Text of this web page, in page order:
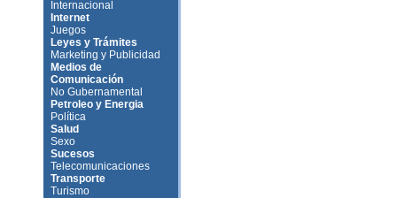
Internacional
Internet
Juegos
Leyes y Trámites
Marketing y Publicidad
Medios de
Comunicación
No Gubernamental
Petroleo y Energia
Política
Salud
Sexo
Sucesos
Telecomunicaciones
Transporte
Turismo